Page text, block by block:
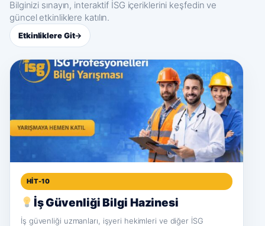
Bilginizi sınayın, interaktif İSG içeriklerini keşfedin ve
güncel etkinliklere katılın.
Etkinliklere Git→
HIT-10
İş Güvenliği Bilgi Hazinesi
İş güvenliği uzmanları, işyeri hekimleri ve diğer İSG